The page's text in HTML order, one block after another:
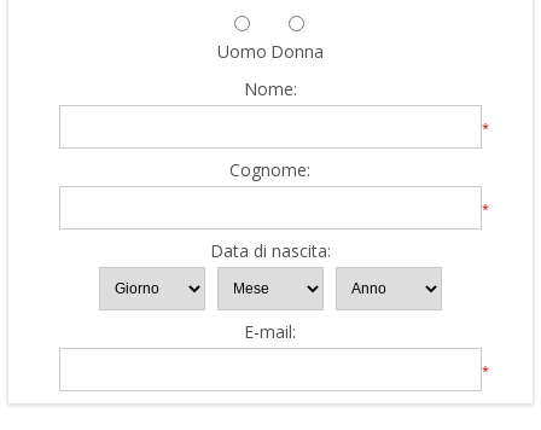
Uomo Donna
Nome:
*
Cognome:
*
Data di nascita:
E-mail:
*